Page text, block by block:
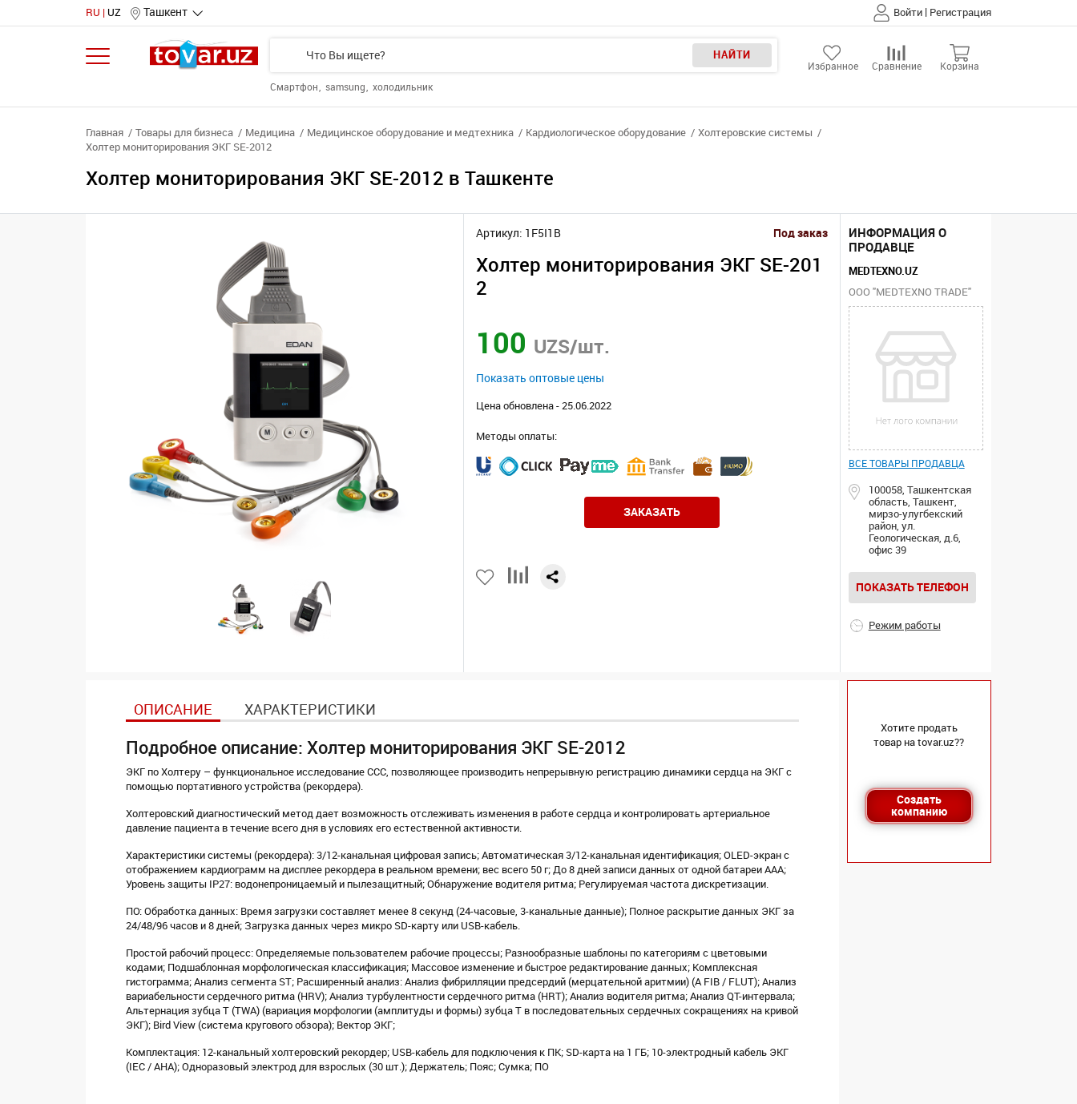
RU UZ Ташкент Войти | Регистрация
НАЙТИ
Смартфон samsung холодильник
Избранное Сравнение Корзина
Главная Товары для бизнеса Медицина Медицинское оборудование и медтехника Кардиологическое оборудование
Холтеровские системы
Холтер мониторирования ЭКГ SE-2012
Холтер мониторирования ЭКГ SE-2012 в Ташкенте
Артикул: 1F5I1B Под заказ
Холтер мониторирования ЭКГ SE-201
2
100 UZS/шт.
Показать оптовые цены
Цена обновлена - 25.06.2022
Методы оплаты:
ЗАКАЗАТЬ
ИНФОРМАЦИЯ О
ПРОДАВЦЕ
MEDTEXNO.UZ
ООО "MEDTEXNO TRADE"
ВСЕ ТОВАРЫ ПРОДАВЦА
100058, Ташкентская
область, Ташкент,
мирзо-улугбекский
район, ул.
Геологическая, д.6,
офис 39
ПОКАЗАТЬ ТЕЛЕФОН
Режим работы
ОПИСАНИЕ ХАРАКТЕРИСТИКИ
Подробное описание: Холтер мониторирования ЭКГ SE-2012
ЭКГ по Холтеру – функциональное исследование ССС, позволяющее производить непрерывную регистрацию динамики сердца на ЭКГ с
помощью портативного устройства (рекордера).
Холтеровский диагностический метод дает возможность отслеживать изменения в работе сердца и контролировать артериальное
давление пациента в течение всего дня в условиях его естественной активности.
Характеристики системы (рекордера): 3/12-канальная цифровая запись; Автоматическая 3/12-канальная идентификация; OLED-экран с
отображением кардиограмм на дисплее рекордера в реальном времени; вес всего 50 г; До 8 дней записи данных от одной батареи AAA;
Уровень защиты IP27: водонепроницаемый и пылезащитный; Обнаружение водителя ритма; Регулируемая частота дискретизации.
ПО: Обработка данных: Время загрузки составляет менее 8 секунд (24-часовые, 3-канальные данные); Полное раскрытие данных ЭКГ за
24/48/96 часов и 8 дней; Загрузка данных через микро SD-карту или USB-кабель.
Простой рабочий процесс: Определяемые пользователем рабочие процессы; Разнообразные шаблоны по категориям с цветовыми
кодами; Подшаблонная морфологическая классификация; Массовое изменение и быстрое редактирование данных; Комплексная
гистограмма; Анализ сегмента ST; Расширенный анализ: Анализ фибрилляции предсердий (мерцательной аритмии) (A FIB / FLUT); Анализ
вариабельности сердечного ритма (HRV); Анализ турбулентности сердечного ритма (HRT); Анализ водителя ритма; Анализ QT-интервала;
Альтернация зубца T (TWA) (вариация морфологии (амплитуды и формы) зубца Т в последовательных сердечных сокращениях на кривой
ЭКГ); Bird View (система кругового обзора); Вектор ЭКГ;
Комплектация: 12-канальный холтеровский рекордер; USB-кабель для подключения к ПК; SD-карта на 1 ГБ; 10-электродный кабель ЭКГ
(IEC / AHA); Одноразовый электрод для взрослых (30 шт.); Держатель; Пояс; Сумка; ПО
Хотите продать
товар на tovar.uz??
Создать
компанию